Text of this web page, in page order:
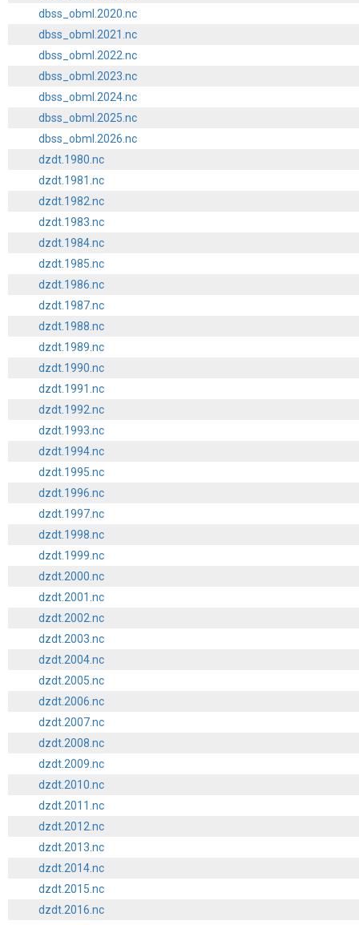
dbss_obml.2020.nc
dbss_obml.2021.nc
dbss_obml.2022.nc
dbss_obml.2023.nc
dbss_obml.2024.nc
dbss_obml.2025.nc
dbss_obml.2026.nc
dzdt.1980.nc
dzdt.1981.nc
dzdt.1982.nc
dzdt.1983.nc
dzdt.1984.nc
dzdt.1985.nc
dzdt.1986.nc
dzdt.1987.nc
dzdt.1988.nc
dzdt.1989.nc
dzdt.1990.nc
dzdt.1991.nc
dzdt.1992.nc
dzdt.1993.nc
dzdt.1994.nc
dzdt.1995.nc
dzdt.1996.nc
dzdt.1997.nc
dzdt.1998.nc
dzdt.1999.nc
dzdt.2000.nc
dzdt.2001.nc
dzdt.2002.nc
dzdt.2003.nc
dzdt.2004.nc
dzdt.2005.nc
dzdt.2006.nc
dzdt.2007.nc
dzdt.2008.nc
dzdt.2009.nc
dzdt.2010.nc
dzdt.2011.nc
dzdt.2012.nc
dzdt.2013.nc
dzdt.2014.nc
dzdt.2015.nc
dzdt.2016.nc